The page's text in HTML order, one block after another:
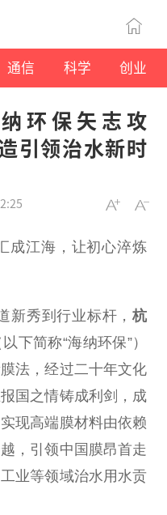
通信 科学 创业
环保矢志攻
引领治水新时
成江海，让初心淬炼
新秀到行业标杆， 杭
以下简称“海纳环保”）
法，经过二十年文化
报国 之情铸成利剑，成
现高端膜材料由依赖
，引领中国 膜昂首走
工业等领域治水用水贡